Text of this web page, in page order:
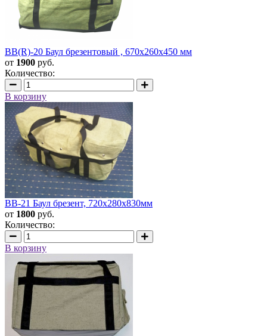
BB(R)-20 Баул брезентовый , 670х260х450 мм
от 1900 руб.
Количество:
В корзину
BB-21 Баул брезент, 720х280х830мм
от 1800 руб.
Количество:
В корзину